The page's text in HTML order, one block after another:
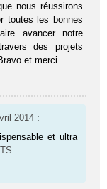
nous réussirons
toutes les bonnes
avancer notre
des projets
et merci
2014 :
et ultra